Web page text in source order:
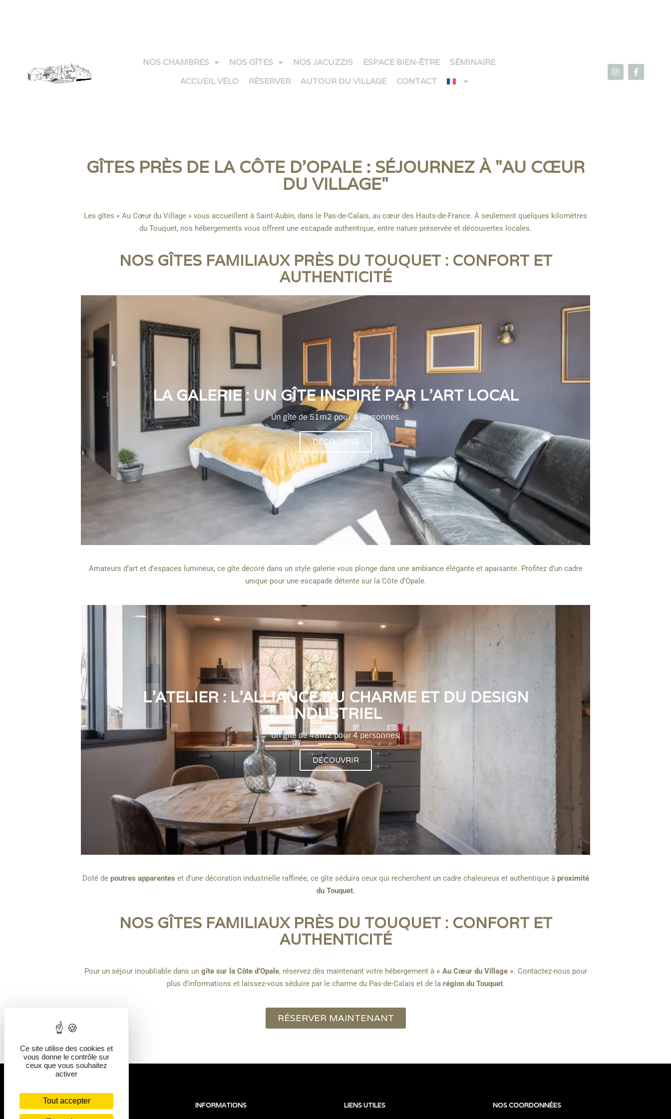
NOS CHAMBRES NOS GÎTES NOS JACUZZIS ESPACE BIEN-ÊTRE
SÉMINAIRE
ACCUEIL VÉLO
RÉSERVER AUTOUR DU VILLAGE CONTACT
GÎTES PRÈS DE LA CÔTE D’OPALE : SÉJOURNEZ À "AU CŒUR
DU VILLAGE"
Les gîtes « Au Cœur du Village » vous accueillent à Saint-Aubin, dans le Pas-de-Calais, au cœur des Hauts-de-France. À seulement quelques kilomètres
du Touquet, nos hébergements vous offrent une escapade authentique, entre nature préservée et découvertes locales.
NOS GÎTES FAMILIAUX PRÈS DU TOUQUET : CONFORT ET
AUTHENTICITÉ
LA GALERIE : UN GÎTE INSPIRÉ PAR L’ART LOCAL
Un gîte de 51m2 pour 4 personnes.
DÉCOUVRIR
Amateurs d’art et d’espaces lumineux, ce gîte décoré dans un style galerie vous plonge dans une ambiance élégante et apaisante. Profitez d’un cadre
unique pour une escapade détente sur la Côte d’Opale.
L'ATELIER : L’ALLIANCE DU CHARME ET DU DESIGN
INDUSTRIEL
Un gîte de 48m2 pour 4 personnes.
DÉCOUVRIR
Doté de poutres apparentes et d’une décoration industrielle raffinée, ce gîte séduira ceux qui recherchent un cadre chaleureux et authentique à proximité
du Touquet.
NOS GÎTES FAMILIAUX PRÈS DU TOUQUET : CONFORT ET
AUTHENTICITÉ
Pour un séjour inoubliable dans un gîte sur la Côte d’Opale, réservez dès maintenant votre hébergement à « Au Cœur du Village ». Contactez-nous pour
plus d’informations et laissez-vous séduire par le charme du Pas-de-Calais et de la région du Touquet.
RÉSERVER MAINTENANT
NOUS TROUVER INFORMATIONS LIENS UTILES NOS COORDONNÉES
Ce site utilise des cookies et
vous donne le contrôle sur
ceux que vous souhaitez
activer
Tout accepter